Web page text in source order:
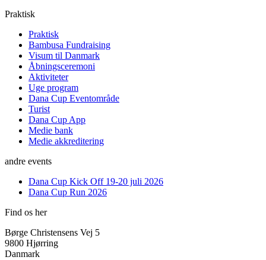
Praktisk
Praktisk
Bambusa Fundraising
Visum til Danmark
Åbningsceremoni
Aktiviteter
Uge program
Dana Cup Eventområde
Turist
Dana Cup App
Medie bank
Medie akkreditering
andre events
Dana Cup Kick Off 19-20 juli 2026
Dana Cup Run 2026
Find os her
Børge Christensens Vej 5
9800 Hjørring
Danmark